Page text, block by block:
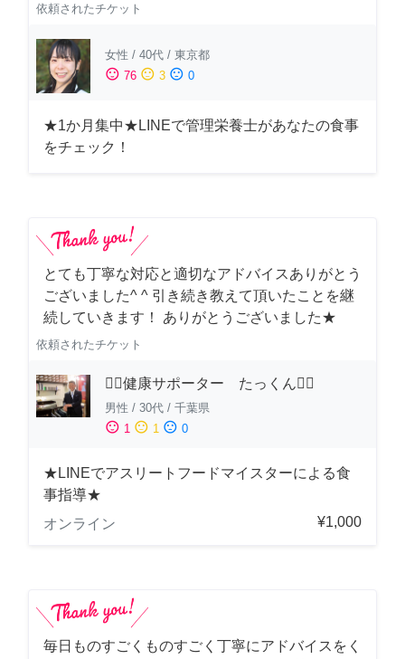
依頼されたチケット
女性 / 40代 / 東京都
sentiment_satisfied 76 sentiment_neutral 3 sentiment_dissatisfied 0
★1か月集中★LINEで管理栄養士があなたの食事
をチェック！
とても丁寧な対応と適切なアドバイスありがとう
ございました^ ^ 引き続き教えて頂いたことを継
続していきます！ ありがとうございました★
依頼されたチケット
🏋️‍♂️健康サポーター たっくん🏋️‍♂️
男性 / 30代 / 千葉県
sentiment_satisfied 1 sentiment_neutral 1 sentiment_dissatisfied 0
★LINEでアスリートフードマイスターによる食
事指導★
オンライン
¥1,000
毎日ものすごくものすごく丁寧にアドバイスをく